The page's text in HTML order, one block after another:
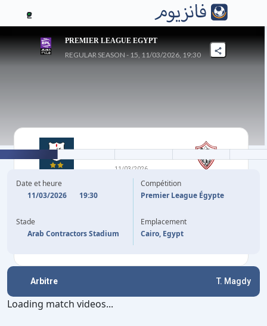
2
PREMIER LEAGUE EGYPT
REGULAR SEASON - 15, 11/03/2026, 19:30
ENPPI SPORTING
CLUB
11/03/2026
(P) AHMED EL AGOUZ
Date et heure
11/03/2026
19:30
Stade
Arab Contractors Stadium
Compétition
Premier League Égypte
Emplacement
Cairo, Egypt
Arbitre T. Magdy
Loading match videos...